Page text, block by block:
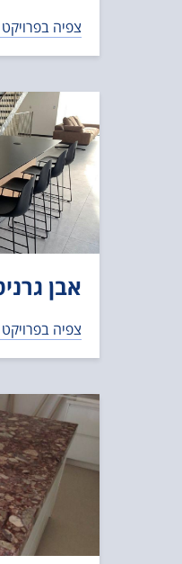
צפיה
אבן
צפיה